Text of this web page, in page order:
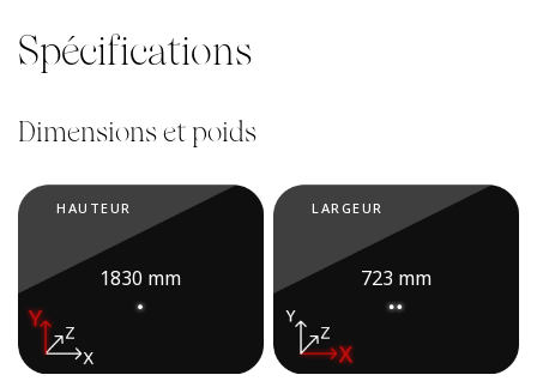
Spécifications
Dimensions et poids
HAUTEUR
1830 mm
LARGEUR
723 mm